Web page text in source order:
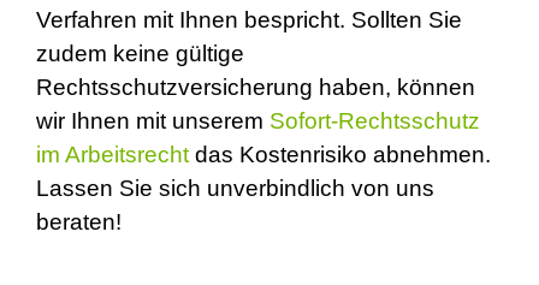
Verfahren mit Ihnen bespricht. Sollten Sie
zudem keine gültige
Rechtsschutzversicherung haben, können
wir Ihnen mit unserem Sofort-Rechtsschutz
im Arbeitsrecht das Kostenrisiko abnehmen.
Lassen Sie sich unverbindlich von uns
beraten!